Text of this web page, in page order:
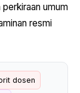
perkiraan umum
resmi
dosen